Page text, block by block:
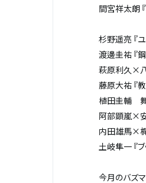
間宮祥太朗
杉野遥亮 『
渡邊圭祐 『
萩原利久×
藤原大祐 『
植田圭輔 舞
阿部顕嵐×
内田雄馬×梶
土岐隼一 『ブ
今月のバズマ